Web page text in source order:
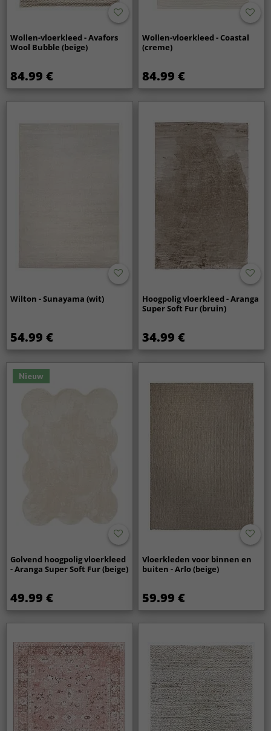
Wollen-vloerkleed - Avafors
Wool Bubble (beige)
84.99 €
Wollen-vloerkleed - Coastal
(creme)
84.99 €
Wilton - Sunayama (wit)
54.99 €
Hoogpolig vloerkleed - Aranga
Super Soft Fur (bruin)
34.99 €
Nieuw
Golvend hoogpolig vloerkleed
- Aranga Super Soft Fur (beige)
49.99 €
Vloerkleden voor binnen en
buiten - Arlo (beige)
59.99 €